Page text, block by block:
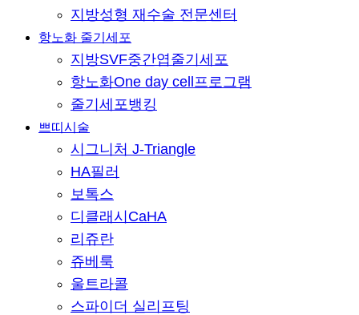
지방성형 재수술 전문센터
항노화 줄기세포
지방SVF중간엽줄기세포
항노화One day cell프로그램
줄기세포뱅킹
쁘띠시술
시그니처 J-Triangle
HA필러
보톡스
디클래시CaHA
리쥬란
쥬베룩
울트라콜
스파이더 실리프팅